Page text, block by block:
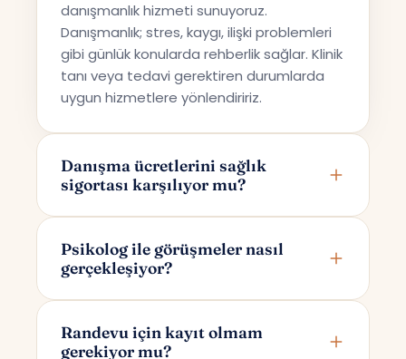
danışmanlık hizmeti sunuyoruz.
Danışmanlık; stres, kaygı, ilişki problemleri
gibi günlük konularda rehberlik sağlar. Klinik
tanı veya tedavi gerektiren durumlarda
uygun hizmetlere yönlendiririz.
Danışma ücretlerini sağlık
sigortası karşılıyor mu?
sunmaktadır; bu nedenle ücretler sağlık
sigortaları tarafından karşılanmamaktadır.
Psikolog ile görüşmeler nasıl
gerçekleşiyor?
üzerinden yapılır. Randevunuzu
oluşturduktan sonra yalnızca size ve
Randevu için kayıt olmam
gerekiyor mu?